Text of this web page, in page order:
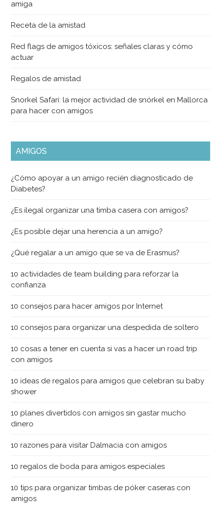
amiga
Receta de la amistad
Red flags de amigos tóxicos: señales claras y cómo
actuar
Regalos de amistad
Snorkel Safari: la mejor actividad de snórkel en Mallorca
para hacer con amigos
AMIGOS
¿Cómo apoyar a un amigo recién diagnosticado de
Diabetes?
¿Es ilegal organizar una timba casera con amigos?
¿Es posible dejar una herencia a un amigo?
¿Qué regalar a un amigo que se va de Erasmus?
10 actividades de team building para reforzar la
confianza
10 consejos para hacer amigos por Internet
10 consejos para organizar una despedida de soltero
10 cosas a tener en cuenta si vas a hacer un road trip
con amigos
10 ideas de regalos para amigos que celebran su baby
shower
10 planes divertidos con amigos sin gastar mucho
dinero
10 razones para visitar Dalmacia con amigos
10 regalos de boda para amigos especiales
10 tips para organizar timbas de póker caseras con
amigos